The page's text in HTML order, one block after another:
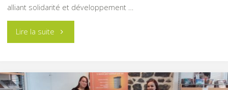
alliant solidarité et développement …
Lire la suite"Mieux
triez,